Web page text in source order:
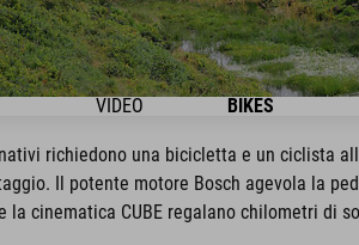
VIDEO BIKES
richiedono una bicicletta e un ciclista
Il potente motore Bosch agevola la
la cinematica CUBE regalano chilometri di